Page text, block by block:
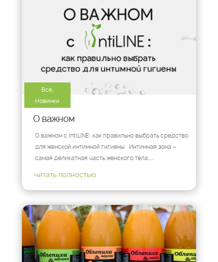
Все,
Новинки
О важном
О важном с IntiLINE: как правильно выбрать средство
для женской интимной гигиены Интимная зона –
самая деликатная часть женского тела....
читать полностью